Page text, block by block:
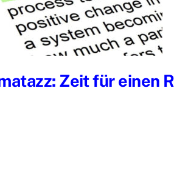
Zeit für einen